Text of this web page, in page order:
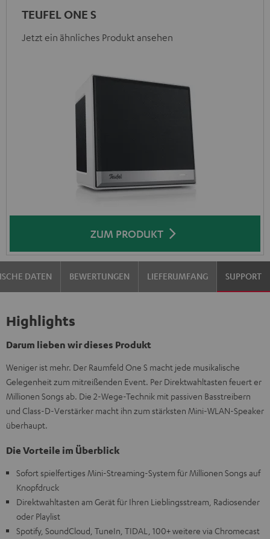
TEUFEL ONE S
Jetzt ein ähnliches Produkt ansehen
ZUM PRODUKT
DATEN BEWERTUNGEN LIEFERUMFANG SUPPORT
Highlights
Darum lieben wir dieses Produkt
Weniger ist mehr. Der Raumfeld One S macht jede musikalische
Gelegenheit zum mitreißenden Event. Per Direktwahltasten feuert er
Millionen Songs ab. Die 2-Wege-Technik mit passiven Basstreibern
und Class-D-Verstärker macht ihn zum stärksten Mini-WLAN-Speaker
überhaupt.
Die Vorteile im Überblick
Sofort spielfertiges Mini-Streaming-System für Millionen Songs auf
Knopfdruck
Direktwahltasten am Gerät für Ihren Lieblingsstream, Radiosender
oder Playlist
Spotify, SoundCloud, TuneIn, TIDAL, 100+ weitere via Chromecast